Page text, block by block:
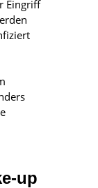
Eingriff
up